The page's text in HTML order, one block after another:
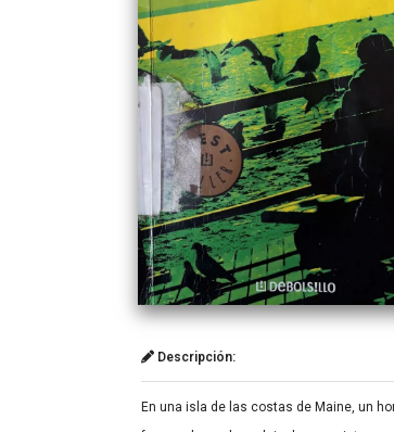
Descripción:
En una isla de las costas de Maine, un